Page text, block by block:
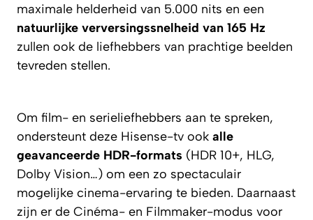
maximale helderheid van 5.000 nits en een
natuurlijke verversingssnelheid van 165 Hz
zullen ook de liefhebbers van prachtige beelden
tevreden stellen.
Om film- en serieliefhebbers aan te spreken,
ondersteunt deze Hisense-tv ook alle
geavanceerde HDR-formats (HDR 10+, HLG,
Dolby Vision…) om een zo spectaculair
mogelijke cinema-ervaring te bieden. Daarnaast
zijn er de Cinéma- en Filmmaker-modus voor